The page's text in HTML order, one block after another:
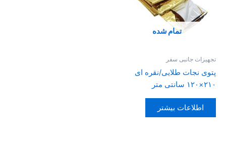
تمام شده
تجهیزات جانبی سفر
پتوی نجات طلایی/نقره ای
۲۱۰×۱۲۰ سانتی متر
اطلاعات بیشتر